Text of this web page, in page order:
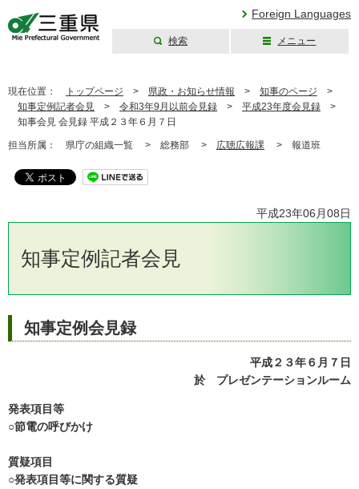
Foreign Languages
検索 メニュー
現在位置： トップページ > 県政・お知らせ情報 > 知事のページ >
知事定例記者会見 > 令和3年9月以前会見録 > 平成23年度会見録 >
知事会見 会見録 平成２３年６月７日
担当所属： 県庁の組織一覧 > 総務部 > 広聴広報課 > 報道班
平成23年06月08日
知事定例記者会見
知事定例会見録
平成２３年６月７日
於 プレゼンテーションルーム
発表項目等
○節電の呼びかけ
質疑項目
○発表項目等に関する質疑